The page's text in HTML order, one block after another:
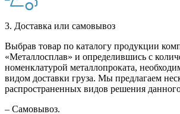
3. Доставка или самовывоз
Выбрав товар по каталогу продукции
«Металлосплав» и определившись с
номенклатурой металлопроката,
видом доставки груза. Мы предлагаем
распространенных видов решения
– Самовывоз.